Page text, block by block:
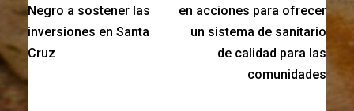
Negro a sostener las
inversiones en Santa
Cruz
en acciones para ofrecer
un sistema de sanitario
de calidad para las
comunidades